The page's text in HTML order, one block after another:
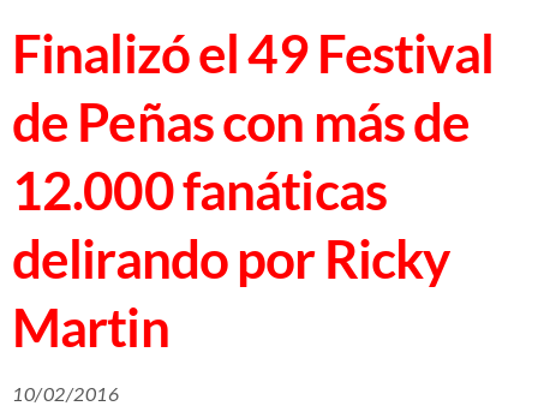
Finalizó el 49 Festival
de Peñas con más de
12.000 fanáticas
delirando por Ricky
Martin
10/02/2016